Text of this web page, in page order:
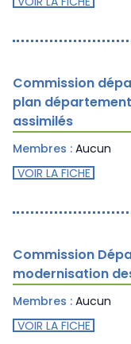
Commission
plan
assimilés
Membres : Aucun
VOIR LA FICHE
Commission
modernisation
Membres : Aucun
VOIR LA FICHE